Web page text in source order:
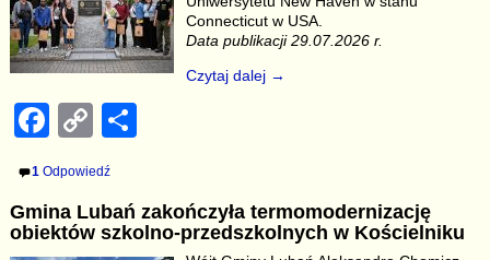
o
o
k
n
k
Connecticut w USA.
Data publikacji 29.07.2026 r.
Czytaj dalej →
F
c
e
C
o
y
e
1 Odpowiedź
Gmina Lubań zakończyła termomodernizację
obiektów szkolno-przedszkolnych w Kościelniku